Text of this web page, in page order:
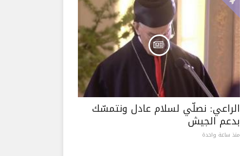
الراعي: نصلّي لسلام عادل ونتمسّك
بدعم الجيش
منذ ساعة واحدة